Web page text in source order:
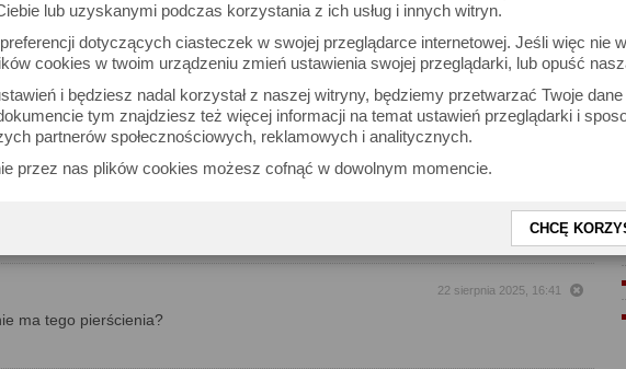
lub uzyskanymi podczas korzystania z ich usług i innych witryn.
dotyczących ciasteczek w swojej przeglądarce internetowej. Jeśli więc nie
cookies w twoim urządzeniu zmień ustawienia swojej przeglądarki, lub opuść
i będziesz nadal korzystał z naszej witryny, będziemy przetwarzać Twoje
tym znajdziesz też więcej informacji na temat ustawień przeglądarki i
partnerów społecznościowych, reklamowych i analitycznych.
przez nas plików cookies możesz cofnąć w dowolnym momencie.
CHCĘ
Podziel się
Komentarze: 44
(44) NAPISZ KOMENTARZ
też, ale teraz w X jest ładny wybór. A jak dodamy, że w Fuji jest też pierścień
22 sierpnia 2025, 16:41
ma tego pierścienia?